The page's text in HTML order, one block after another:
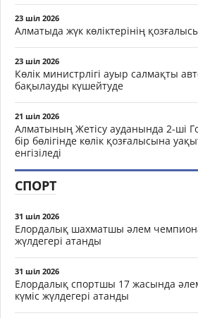
23 шіл 2026
Алматыда жүк көліктерінің
23 шіл 2026
Көлік министрлігі ауыр салмақты
бақылауды күшейтуде
21 шіл 2026
Алматының Жетісу ауданында 2-ші
бір бөлігінде көлік қозғалысына
енгізіледі
СПОРТ
31 шіл 2026
Елордалық шахматшы әлем
жүлдегері атанды
31 шіл 2026
Елордалық спортшы 17 жасында
күміс жүлдегері атанды